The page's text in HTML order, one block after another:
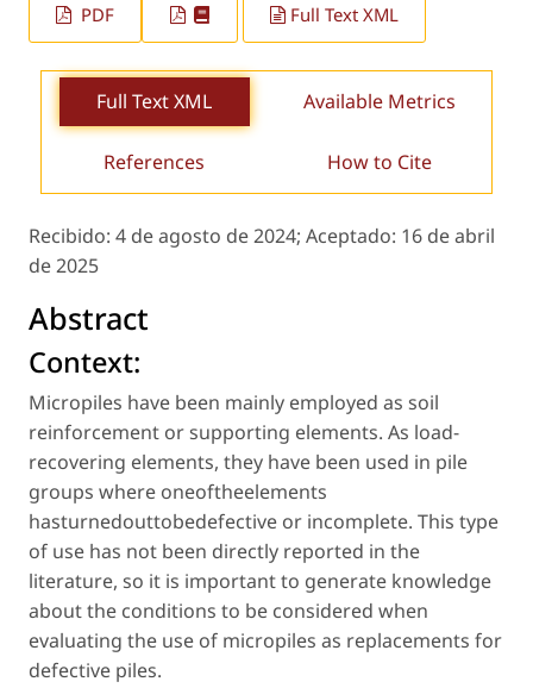
PDF Full Text XML
Full Text XML Available Metrics
References How to Cite
Recibido: 4 de agosto de 2024; Aceptado: 16 de abril
de 2025
Abstract
Context:
Micropiles have been mainly employed as soil
reinforcement or supporting elements. As load-
recovering elements, they have been used in pile
groups where oneoftheelements
hasturnedouttobedefective or incomplete. This type
of use has not been directly reported in the
literature, so it is important to generate knowledge
about the conditions to be considered when
evaluating the use of micropiles as replacements for
defective piles.